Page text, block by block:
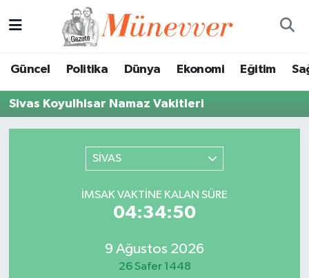
Güncel Politika Dünya Ekonomi Eğitim
Sivas Koyulhisar Namaz Vakitleri
SİVAS
İMSAK VAKTINE KALAN SÜRE
04:34:50
9 Ağustos 2026
26 Safer 1448
Süper Lig Puan Durumu ve Fikstür
Tüm Manşetler